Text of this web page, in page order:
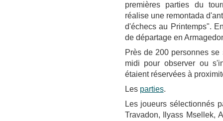
premières parties du
réalise une remontada
d'échecs au Printemps".
de départage en
Près de 200 personnes
midi pour observer ou
étaient réservées à
Les parties.
Les joueurs sélectionnés
Travadon, Ilyass Msellek,